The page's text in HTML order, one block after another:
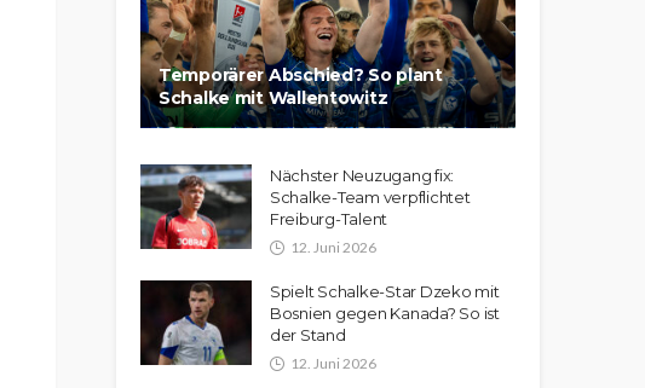
Temporärer Abschied? So plant
Schalke mit Wallentowitz
Nächster Neuzugang fix:
Schalke-Team verpflichtet
Freiburg-Talent
12. Juni 2026
Spielt Schalke-Star Dzeko mit
Bosnien gegen Kanada? So ist
der Stand
12. Juni 2026